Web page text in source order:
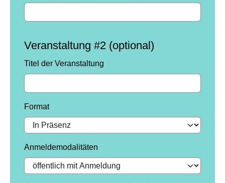
Veranstaltung #2 (optional)
Titel der Veranstaltung
Format
Anmeldemodalitäten